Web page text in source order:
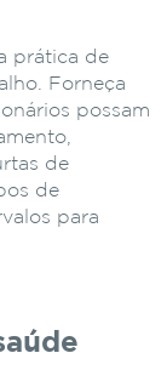
prática de
Forneça
possam
de
de
para